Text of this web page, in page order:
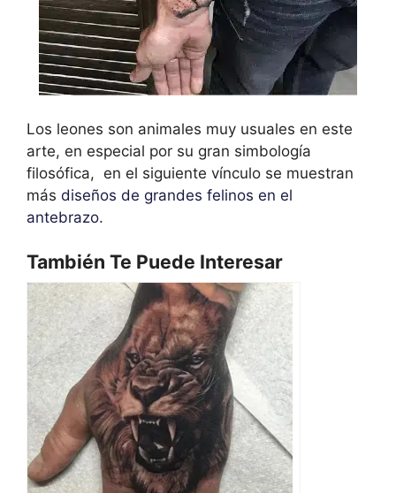
Los leones son animales muy usuales en este
arte, en especial por su gran simbología
filosófica, en el siguiente vínculo se muestran
más diseños de grandes felinos en el
antebrazo.
También Te Puede Interesar